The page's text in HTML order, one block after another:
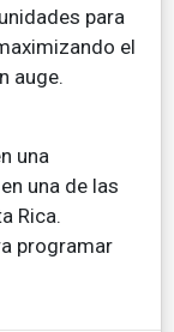
para
el
auge.
una
una de las
Rica.
programar